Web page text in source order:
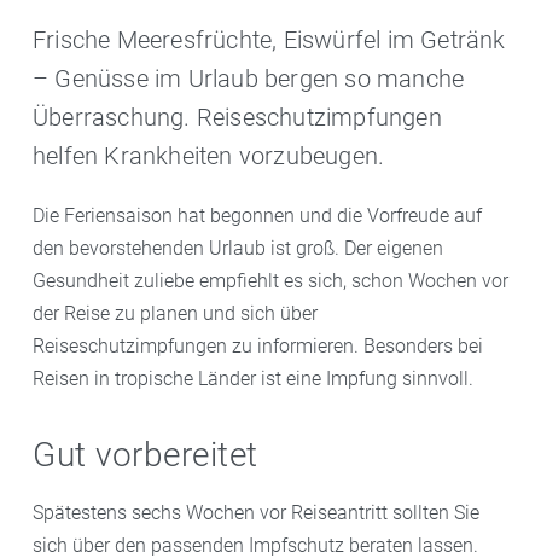
Frische Meeresfrüchte, Eiswürfel im Getränk
– Genüsse im Urlaub bergen so manche
Überraschung. Reiseschutzimpfungen
helfen Krankheiten vorzubeugen.
Die Feriensaison hat begonnen und die Vorfreude auf
den bevorstehenden Urlaub ist groß. Der eigenen
Gesundheit zuliebe empfiehlt es sich, schon Wochen vor
der Reise zu planen und sich über
Reiseschutzimpfungen zu informieren. Besonders bei
Reisen in tropische Länder ist eine Impfung sinnvoll.
Gut vorbereitet
Spätestens sechs Wochen vor Reiseantritt sollten Sie
sich über den passenden Impfschutz beraten lassen.